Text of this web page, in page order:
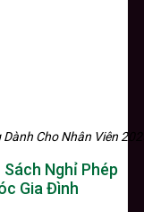
Cho Nhân Viên
Nghỉ Phép
Gia Đình